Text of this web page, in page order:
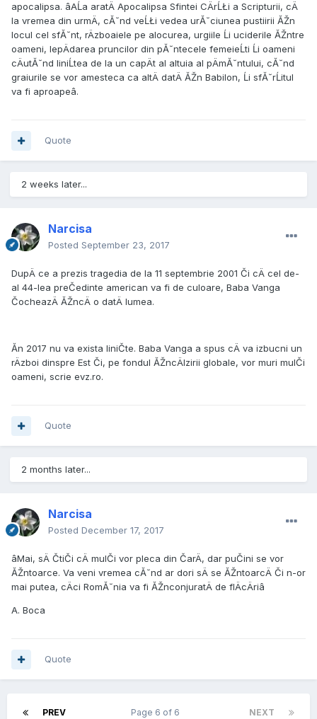
apocalipsa. âAĹa aratÄ Apocalipsa Sfintei CÄrĹŁi a Scripturii, cÄ
la vremea din urmÄ, cĂ˘nd veĹŁi vedea urĂ˘ciunea pustiirii ĂŽn
locul cel sfĂ˘nt, rÄzboaiele pe alocurea, urgiile Ĺi uciderile ĂŽntre
oameni, lepÄdarea pruncilor din pĂ˘ntecele femeieĹti Ĺi oameni
cÄutĂ˘nd liniĹtea de la un capÄt al altuia al pÄmĂ˘ntului, cĂ˘nd
graiurile se vor amesteca ca altÄ datÄ ĂŽn Babilon, Ĺi sfĂ˘rĹitul
va fi aproapeâ.
Quote
2 weeks later...
Narcisa
Posted September 23, 2017
DupÄ ce a prezis tragedia de la 11 septembrie 2001 Či cÄ cel de-
al 44-lea preČedinte american va fi de culoare, Baba Vanga
ČocheazÄ ĂŽncÄ o datÄ lumea.
Ăn 2017 nu va exista liniČte. Baba Vanga a spus cÄ va izbucni un
rÄzboi dinspre Est Či, pe fondul ĂŽncÄlzirii globale, vor muri mulČi
oameni, scrie evz.ro.
Quote
2 months later...
Narcisa
Posted December 17, 2017
âMai, sÄ ČtiČi cÄ mulČi vor pleca din ČarÄ, dar puČini se vor
ĂŽntoarce. Va veni vremea cĂ˘nd ar dori sÄ se ĂŽntoarcÄ Či n-or
mai putea, cÄci RomĂ˘nia va fi ĂŽnconjuratÄ de flÄcÄriâ
A. Boca
Quote
PREV NEXT
Page 6 of 6